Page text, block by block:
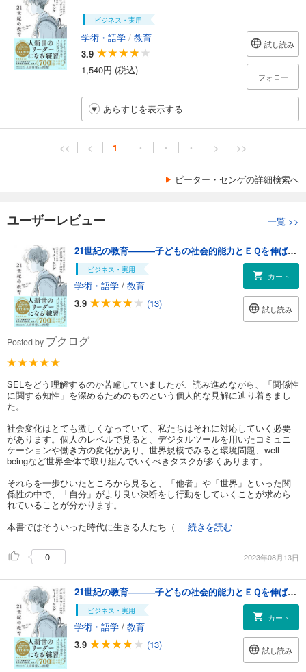
ビジネス・実用
学術・語学 / 教育
3.9
1,540円 (税込)
試し読み
フォロー
あらすじを表示する
<< < 1 ・ ・ ・ > >>
ピーター・センゲの詳細検索へ
ユーザーレビュー 一覧 >>
21世紀の教育―――子どもの社会的能力とＥＱを伸ばす３つの焦点
ビジネス・実用
学術・語学 / 教育
3.9
(13)
カート
試し読み
Posted by ブクログ
SELをどう理解するのか苦慮していましたが、読み進めながら、「関係性
に関する知性」を深めるためのものという個人的な見解に辿り着きまし
た。
社会変化はとても激しくなっていて、私たちはそれに対応していく必要
があります。個人のレベルで見ると、デジタルツールを用いたコミュニ
ケーションや働き方の変化があり、世界規模でみると環境問題、well-
beingなど世界全体で取り組んでいくべきタスクが多くあります。
それらを一歩ひいたところから見ると、「他者」や「世界」といった関
係性の中で、「自分」がより良い決断をし行動をしていくことが求めら
れていることが分かります。
本書ではそういった時代に生きる人たち（ ...続きを読む
0 2023年08月13日
21世紀の教育―――子どもの社会的能力とＥＱを伸ばす３つの焦点
ビジネス・実用
学術・語学 / 教育
3.9
(13)
カート
試し読み